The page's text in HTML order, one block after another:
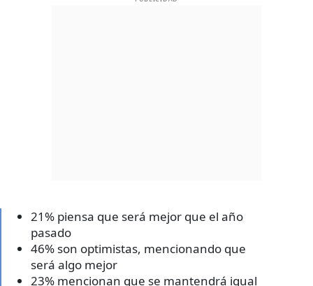
21% piensa que será mejor que el año
pasado
46% son optimistas, mencionando que
será algo mejor
23% mencionan que se mantendrá igual